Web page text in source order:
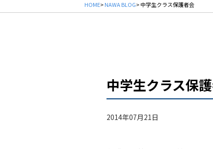
HOME>NAWA BLOG> 中学生クラス保護者会
中学生クラス保
2014年07月21日